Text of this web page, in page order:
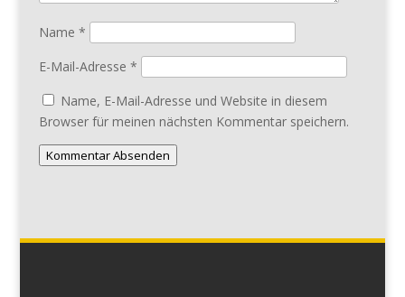
Name *
E-Mail-Adresse *
Name, E-Mail-Adresse und Website in diesem
Browser für meinen nächsten Kommentar speichern.
Kommentar Absenden